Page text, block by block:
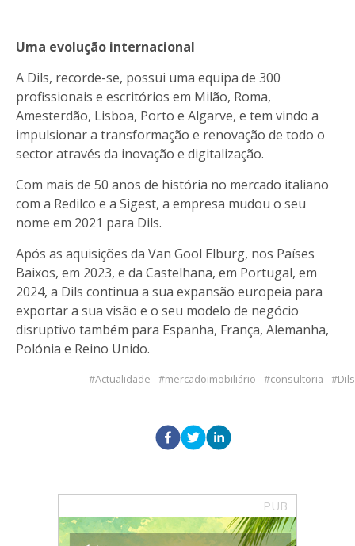
Uma evolução internacional
A Dils, recorde-se, possui uma equipa de 300
profissionais e escritórios em Milão, Roma,
Amesterdão, Lisboa, Porto e Algarve, e tem vindo a
impulsionar a transformação e renovação de todo o
sector através da inovação e digitalização.
Com mais de 50 anos de história no mercado italiano
com a Redilco e a Sigest, a empresa mudou o seu
nome em 2021 para Dils.
Após as aquisições da Van Gool Elburg, nos Países
Baixos, em 2023, e da Castelhana, em Portugal, em
2024, a Dils continua a sua expansão europeia para
exportar a sua visão e o seu modelo de negócio
disruptivo também para Espanha, França, Alemanha,
Polónia e Reino Unido.
Actualidade mercadoimobiliário consultoria Dils
PUB